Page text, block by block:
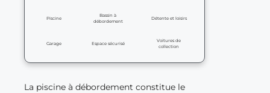
Piscine
Bassin à
débordement
Détente et loisirs
Garage Espace sécurisé
Voitures de
collection
La piscine à débordement constitue le